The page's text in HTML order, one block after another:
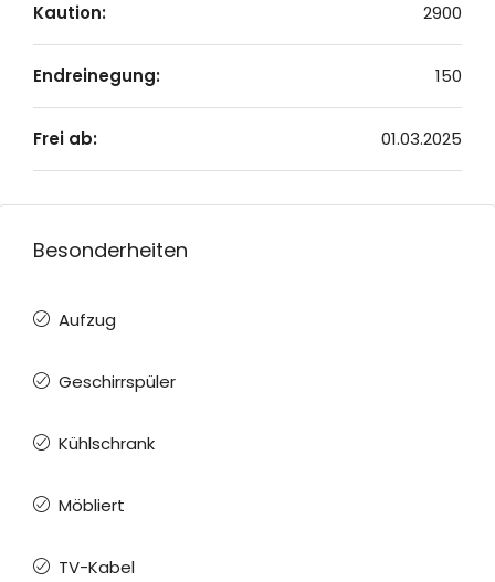
Kaution: 2900
Endreinegung: 150
Frei ab: 01.03.2025
Besonderheiten
Aufzug
Geschirrspüler
Kühlschrank
Möbliert
TV-Kabel